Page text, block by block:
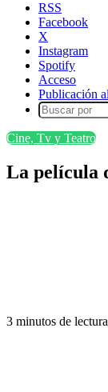
RSS
Facebook
X
Instagram
Spotify
Acceso
Publicación
Cine, Tv y Teatro
La película
3 minutos de lectura